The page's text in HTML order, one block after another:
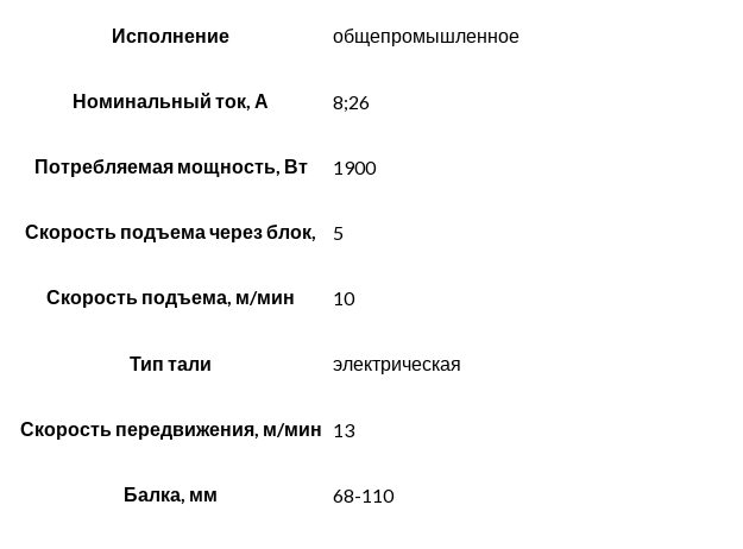
Исполнение общепромышленное
Номинальный ток, А 8;26
Потребляемая мощность, Вт 1900
Скорость подъема через блок, 5
Скорость подъема, м/мин 10
Тип тали электрическая
Скорость передвижения, м/мин 13
Балка, мм 68-110